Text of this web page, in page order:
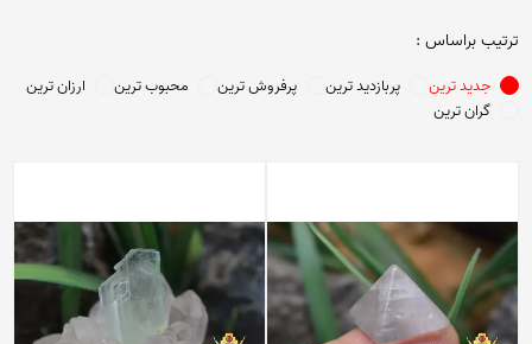
ترتیب براساس :
جدید ترین پربازدید ترین پرفروش ترین محبوب ترین
ارزان ترین
گران ترین